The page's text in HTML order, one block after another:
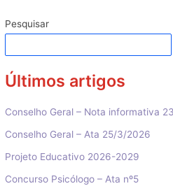
artigos
Pesquisar
Últimos artigos
Conselho Geral – Nota informativa
Conselho Geral – Ata 25/3/2026
Projeto Educativo 2026-2029
Concurso Psicólogo – Ata nº5